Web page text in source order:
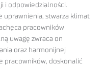
i odpowiedzialności.
uprawnienia, stwarza klimat
pracowników
uwagę zwraca on
oraz harmonijnej
pracowników, doskonalić